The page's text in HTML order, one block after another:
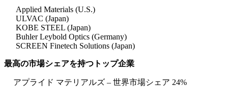
Applied Materials (U.S.)
ULVAC (Japan)
KOBE STEEL (Japan)
Buhler Leybold Optics (Germany)
SCREEN Finetech Solutions (Japan)
最高の市場シェアを持つトップ企業
アプライド マテリアルズ – 世界市場シェア 24%